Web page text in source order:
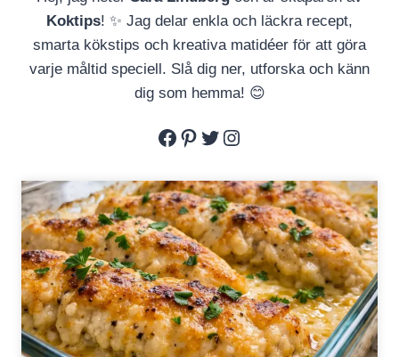
Koktips! ✨ Jag delar enkla och läckra recept,
smarta kökstips och kreativa matidéer för att göra
varje måltid speciell. Slå dig ner, utforska och känn
dig som hemma! 😊
Facebook
Pinterest
Twitter
Instagram